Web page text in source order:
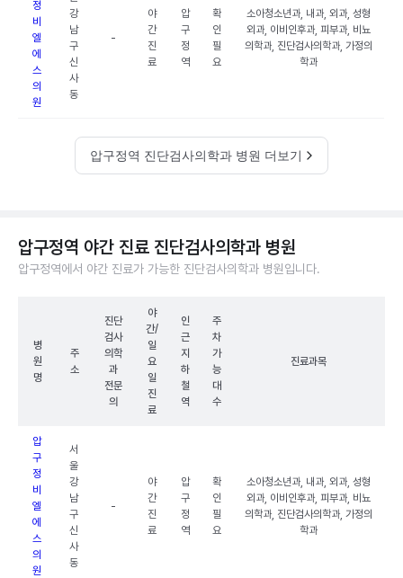
정
비
엘
에
스
의
원
강
남
구
신
사
동
-
야
간
진
료
압
구
정
역
확
인
필
요
소아청소년과, 내과, 외과, 성형
외과, 이비인후과, 피부과, 비뇨
의학과, 진단검사의학과, 가정의
학과
압구정역 진단검사의학과 병원 더보기
압구정역 야간 진료 진단검사의학과 병원
압구정역에서 야간 진료가 가능한 진단검사의학과 병원입니다.
병
원
명
주
소
진단
검사
의학
과
전문
의
야
간/
일
요
일
진
료
인
근
지
하
철
역
주
차
가
능
대
수
진료과목
압
구
정
비
엘
에
스
의
원
서
울
강
남
구
신
사
동
-
야
간
진
료
압
구
정
역
확
인
필
요
소아청소년과, 내과, 외과, 성형
외과, 이비인후과, 피부과, 비뇨
의학과, 진단검사의학과, 가정의
학과